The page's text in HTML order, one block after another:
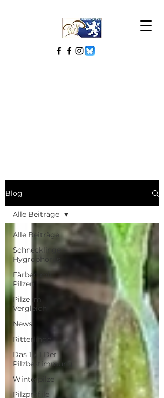
Blog
Alle Beiträge
Schnecklinge -
Hygrophorus
Färben mit
Pilzen
Pilze im
Vergleich
News
Ritterlinge
Das 1 x 1 Der
Pilzbestimmung
Winterpilze
Pilzprofile
Alle Beiträge